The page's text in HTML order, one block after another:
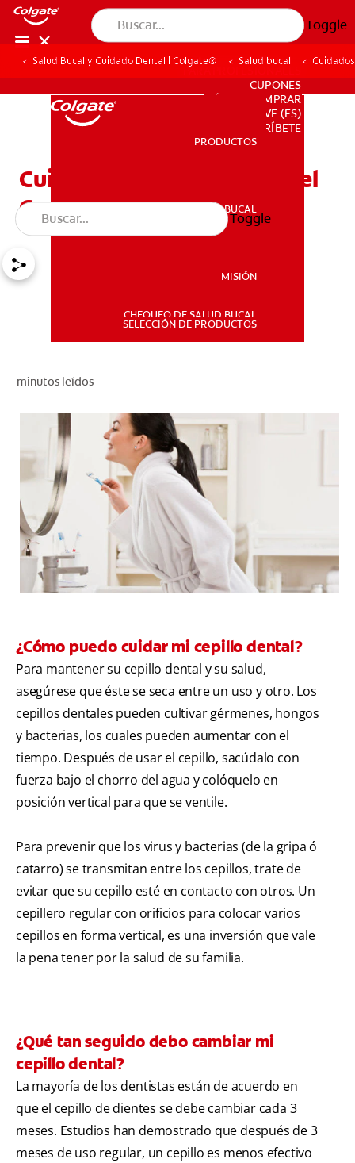
Toggle
PRODUCTOS
SALUD BUCAL
PARA PROFESIONALES
DÓNDE COMPRAR
VE (ES)
PARA PROFESIONALES
CUPONES
DÓNDE COMPRAR
VE (ES)
SUSCRÍBETE
PRODUCTOS
SALUD BUCAL
MISIÓN
CHEQUEO DE SALUD BUCAL
SELECCIÓN DE PRODUCTOS
Toggle
Salud Bucal y Cuidado Dental | Colgate® Salud bucal
Cuidados Y Reemplazo Del
Cepillo Dental
minutos leídos
¿Cómo puedo cuidar mi cepillo dental?
Para mantener su cepillo dental y su salud,
asegúrese que éste se seca entre un uso y otro. Los
cepillos dentales pueden cultivar gérmenes, hongos
y bacterias, los cuales pueden aumentar con el
tiempo. Después de usar el cepillo, sacúdalo con
fuerza bajo el chorro del agua y colóquelo en
posición vertical para que se ventile.
Para prevenir que los virus y bacterias (de la gripa ó
catarro) se transmitan entre los cepillos, trate de
evitar que su cepillo esté en contacto con otros. Un
cepillero regular con orificios para colocar varios
cepillos en forma vertical, es una inversión que vale
la pena tener por la salud de su familia.
¿Qué tan seguido debo cambiar mi
cepillo dental?
La mayoría de los dentistas están de acuerdo en
que el cepillo de dientes se debe cambiar cada 3
meses. Estudios han demostrado que después de 3
meses de uso regular, un cepillo es menos efectivo